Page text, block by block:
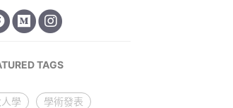
TAGS
學
學術發表